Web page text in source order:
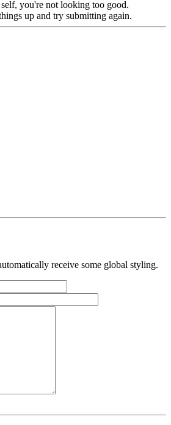
you're not looking too good.
up and try submitting again.
receive some global styling.